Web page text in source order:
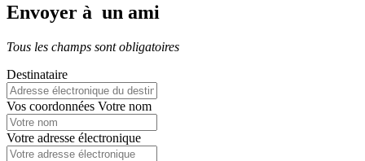
Envoyer à un ami
Tous les champs sont obligatoires
Destinataire
Vos coordonnées Votre nom
Votre adresse électronique